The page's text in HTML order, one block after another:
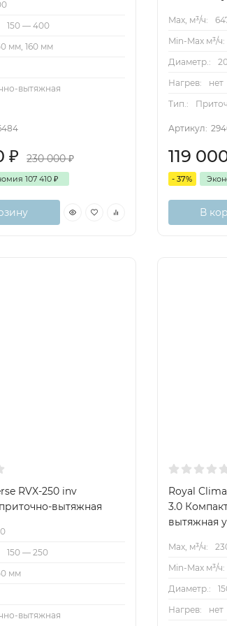
или в перевернутом положении) или
в комплекте
электрического нагревателя
150 — 400
мм, 160 мм
вытяжная
₽ 230 000₽
107 410₽
Max, м³/ч:
Min-Max м³/ч:
Диаметр.:
Нагрев:
нет
Тип.:
Артикул:
119
- 37%
В
RVX-250 inv
вытяжная
150 — 250
мм
вытяжная
Royal
3.0
вытяжная
Max, м³/ч:
Min-Max м³/ч:
Диаметр.:
Нагрев:
нет